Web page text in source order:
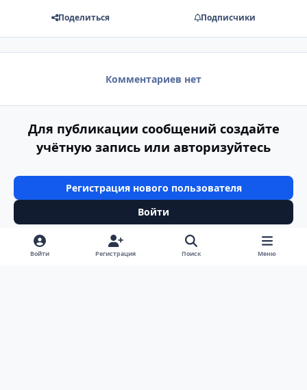
Поделиться Подписчики
Комментариев нет
Для публикации сообщений создайте
учётную запись или авторизуйтесь
Регистрация нового пользователя
Войти
Войти Регистрация Поиск Меню